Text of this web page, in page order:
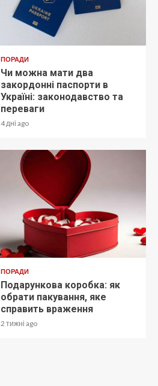
ПОРАДИ
Чи можна мати два
закордонні паспорти в
Україні: законодавство та
переваги
4 дні ago
ПОРАДИ
Подарункова коробка: як
обрати пакування, яке
справить враження
2 тижні ago